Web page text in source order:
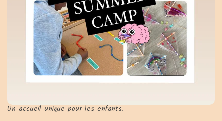
Un accueil unique pour les enfants.